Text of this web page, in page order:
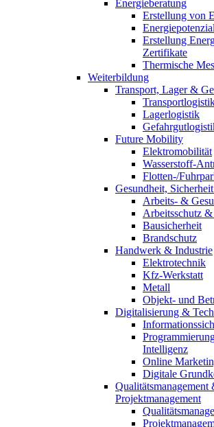
Energieberatung
Erstellung von
Erstellung
Zertifikate
Thermische
Weiterbildung
Transport, Lager &
Lagerlogistik
Future Mobility
Elektromobilität
Wasserstoff-
Flotten-/
Gesundheit,
Arbeits- &
Arbeitsschutz
Bausicherheit
Brandschutz
Handwerk & Industrie
Elektrotechnik
Kfz-Werkstatt
Metall
Objekt- und
Digitalisierung &
Intelligenz
Online
Digitale
Qualitätsmanagement
Projektmanagement